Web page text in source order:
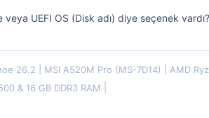
UEFI OS (Disk adı) diye seçenek vardı?
26.2 MSI A520M Pro (MS-7D14) AMD
& 16 GB DDR3 RAM